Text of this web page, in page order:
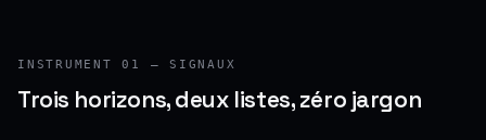
INSTRUMENT 01 — SIGNAUX
Trois horizons, deux listes, zéro jargon